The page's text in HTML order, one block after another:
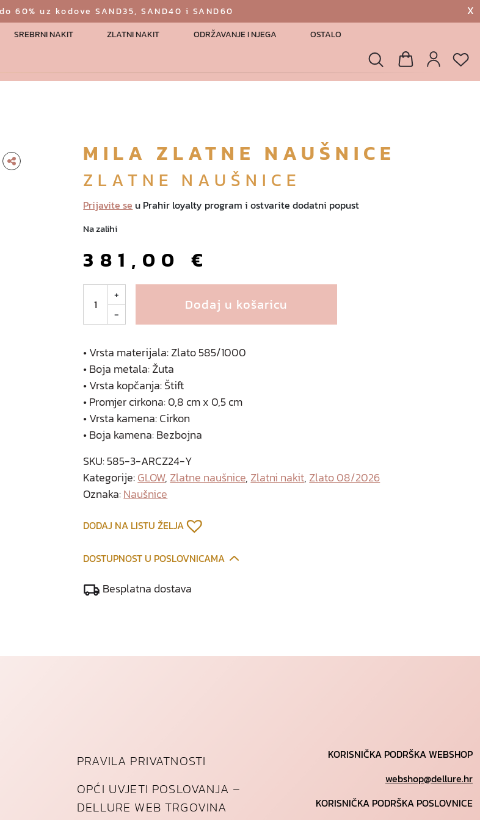
60% uz kodove SAND35, SAND40 i SAND60 X
SREBRNI NAKIT ZLATNI NAKIT ODRŽAVANJE I NJEGA OSTALO
MILA ZLATNE NAUŠNICE
ZLATNE NAUŠNICE
Prijavite se u Prahir loyalty program i ostvarite dodatni popust
Na zalihi
381,00€
l
z
l
n
e
n
u
š
n
c
k
l
i
a
+
-
Dodaj u košaricu
• Vrsta materijala: Zlato 585/1000
• Boja metala: Žuta
• Vrsta kopčanja: Štift
• Promjer cirkona: 0,8 cm x 0,5 cm
• Vrsta kamena: Cirkon
• Boja kamena: Bezbojna
SKU:585-3-ARCZ24-Y
Kategorije:GLOW, Zlatne naušnice, Zlatni nakit, Zlato 08/2026
Oznaka:Naušnice
DODAJ NA LISTU ŽELJA
DOSTUPNOST U POSLOVNICAMA
Besplatna dostava
PRAVILA PRIVATNOSTI
OPĆI UVJETI POSLOVANJA –
DELLURE WEB TRGOVINA
KORISNIČKA PODRŠKA WEBSHOP
webshop@dellure.hr
KORISNIČKA PODRŠKA POSLOVNICE